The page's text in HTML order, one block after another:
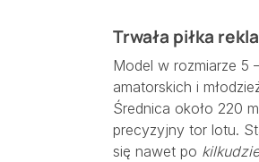
Trwała piłka
Model w rozmiarze 5
amatorskich i
Średnica około 220
precyzyjny tor lotu.
się nawet po